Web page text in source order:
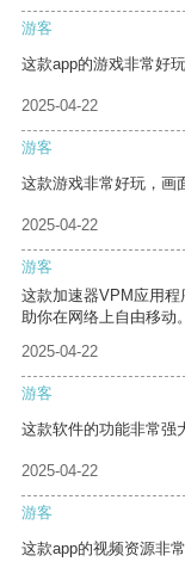
游客
这款app的游戏非常好
2025-04-22
游客
这款游戏非常好玩，画
2025-04-22
游客
这款加速器VPM应用
助你在网络上自由移动。
2025-04-22
游客
这款软件的功能非常强
2025-04-22
游客
这款app的视频资源非